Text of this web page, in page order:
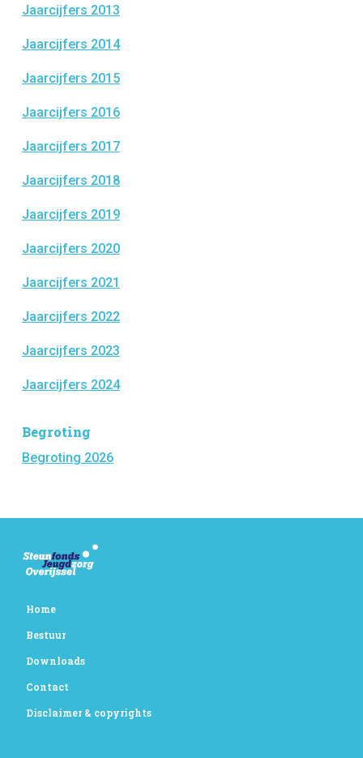
Jaarcijfers 2013
Jaarcijfers 2014
Jaarcijfers 2015
Jaarcijfers 2016
Jaarcijfers 2017
Jaarcijfers 2018
Jaarcijfers 2019
Jaarcijfers 2020
Jaarcijfers 2021
Jaarcijfers 2022
Jaarcijfers 2023
Jaarcijfers 2024
Begroting
Begroting 2026
Home
Bestuur
Downloads
Contact
Disclaimer & copyrights